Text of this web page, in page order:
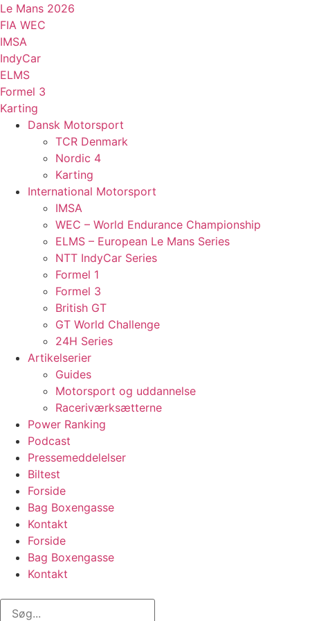
Videre
til
indhold
Le Mans 2026
FIA WEC
IMSA
IndyCar
ELMS
Formel 3
Karting
Dansk Motorsport
TCR Denmark
Nordic 4
Karting
International Motorsport
IMSA
WEC – World Endurance Championship
ELMS – European Le Mans Series
NTT IndyCar Series
Formel 1
Formel 3
British GT
GT World Challenge
24H Series
Artikelserier
Guides
Motorsport og uddannelse
Raceriværksætterne
Power Ranking
Podcast
Pressemeddelelser
Biltest
Forside
Bag Boxengasse
Kontakt
Forside
Bag Boxengasse
Kontakt